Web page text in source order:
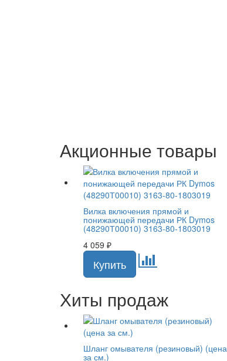
Акционные товары
Вилка включения прямой и
понижающей передачи РК Dymos
(48290Т00010) 3163-80-1803019
4 059 ₽
Хиты продаж
Шланг омывателя (резиновый) (цена
за см.)